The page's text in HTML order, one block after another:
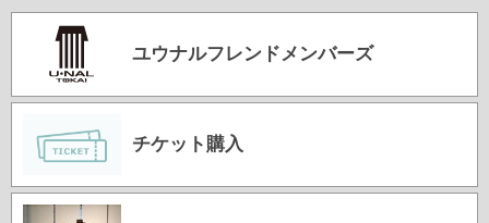
ユウナルフレンドメンバーズ
チケット購入